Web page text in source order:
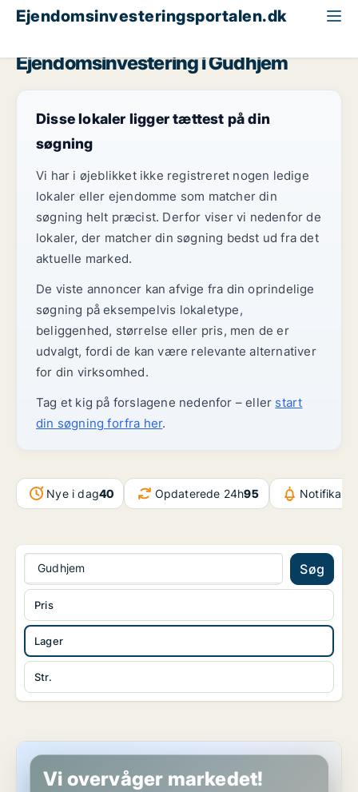
Ejendomsinvesteringsportalen.dk
Ejendomsinvestering i Gudhjem
Disse lokaler ligger tættest på din
søgning
Vi har i øjeblikket ikke registreret nogen ledige
lokaler eller ejendomme som matcher din
søgning helt præcist. Derfor viser vi nedenfor de
lokaler, der matcher din søgning bedst ud fra det
aktuelle marked.
De viste annoncer kan afvige fra din oprindelige
søgning på eksempelvis lokaletype,
beliggenhed, størrelse eller pris, men de er
udvalgt, fordi de kan være relevante alternativer
for din virksomhed.
Tag et kig på forslagene nedenfor – eller start
din søgning forfra her.
Nye i dag40 Opdaterede 24h95
Gudhjem Søg
Lager
Str.
Pris
Boligudlejningsejendom i Aakirkeby
Vi overvåger markedet!